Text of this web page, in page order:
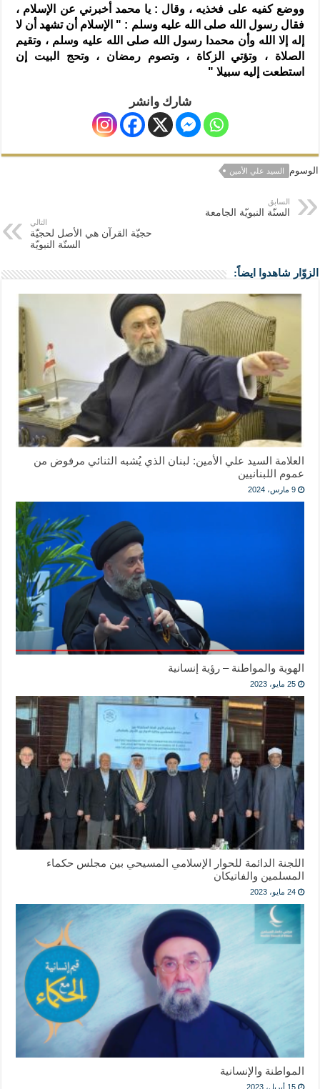
ووضع كفيه على فخذيه ، وقال : يا محمد أخبرني عن الإسلام ،
فقال رسول الله صلى الله عليه وسلم : " الإسلام أن تشهد أن لا
إله إلا الله وأن محمدا رسول الله صلى الله عليه وسلم ، وتقيم
الصلاة ، وتؤتي الزكاة ، وتصوم رمضان ، وتحج البيت إن
استطعت إليه سبيلا "
شارك وانشر
الوسوم السيد علي الأمين
السابق
السنّة النبويّة الجامعة
التالي
حجيّة القرآن هي الأصل لحجيّة
السنّة النبويّة
الزوّار شاهدوا ايضاً:
العلامة السيد علي الأمين: لبنان الذي يُشبه الثنائي مرفوض من
عموم اللبنانيين
9 مارس، 2024
الهوية والمواطنة – رؤية إنسانية
25 مايو، 2023
اللجنة الدائمة للحوار الإسلامي المسيحي بين مجلس حكماء
المسلمين والفاتيكان
24 مايو، 2023
المواطنة والإنسانية
15 أبريل، 2023